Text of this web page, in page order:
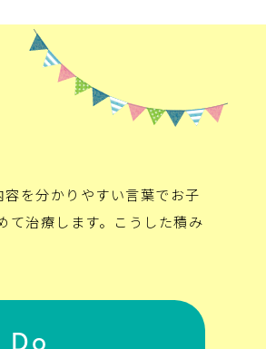
を分かりやすい言葉でお子
治療します。こうした積み
Do